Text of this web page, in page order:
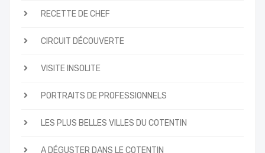
RECETTE DE CHEF
CIRCUIT DÉCOUVERTE
VISITE INSOLITE
PORTRAITS DE PROFESSIONNELS
LES PLUS BELLES VILLES DU COTENTIN
A DÉGUSTER DANS LE COTENTIN